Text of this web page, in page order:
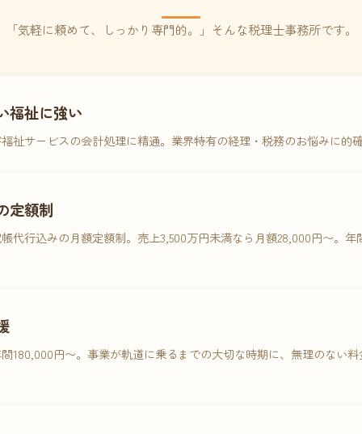
「気軽に頼めて、しっかり専門的。」そんな税理士事務所です。
福祉に強い
祉サービスの会計処理に精通。業界特有の経理・税務のお悩みに的
定額制
代行込みの月額定額制。売上3,500万円未満なら月額28,000円〜。年
180,000円〜。事業が軌道に乗るまでの大切な時期に、無理のない料